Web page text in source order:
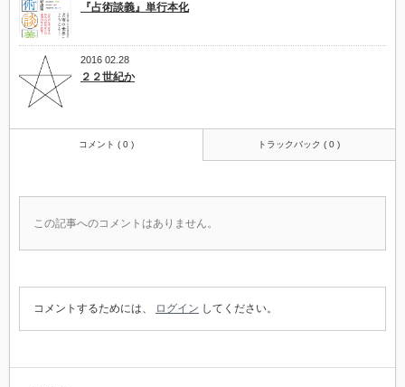
『占術談義』単行本化
2016 02.28
２２世紀か
コメント ( 0 ) トラックバック ( 0 )
この記事へのコメントはありません。
コメントするためには、 ログイン してください。